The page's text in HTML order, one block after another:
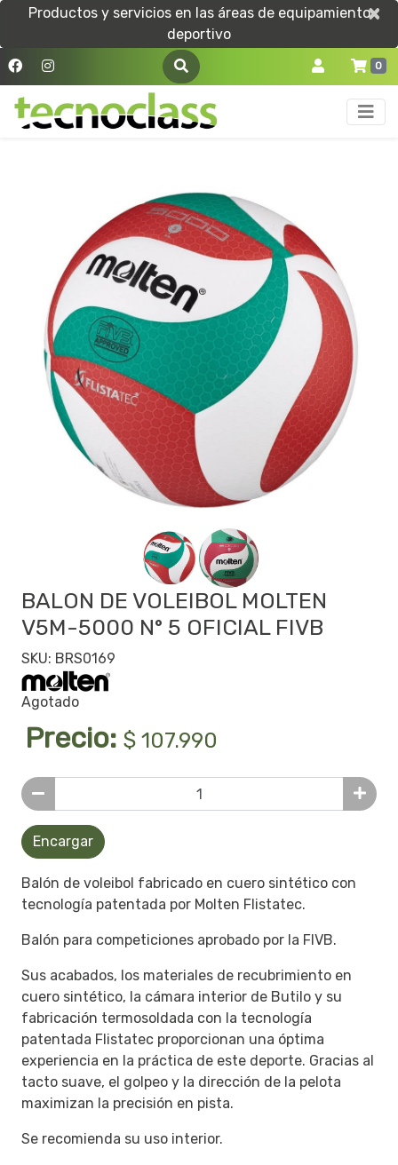
Productos y servicios en las áreas de equipamiento
deportivo
×
×
0
BALON DE VOLEIBOL MOLTEN
V5M-5000 N° 5 OFICIAL FIVB
SKU: BRS0169
Agotado
Precio: $ 107.990
Encargar
Balón de voleibol fabricado en cuero sintético con
tecnología patentada por Molten Flistatec.
Balón para competiciones aprobado por la FIVB.
Sus acabados, los materiales de recubrimiento en
cuero sintético, la cámara interior de Butilo y su
fabricación termosoldada con la tecnología
patentada Flistatec proporcionan una óptima
experiencia en la práctica de este deporte. Gracias al
tacto suave, el golpeo y la dirección de la pelota
maximizan la precisión en pista.
Se recomienda su uso interior.